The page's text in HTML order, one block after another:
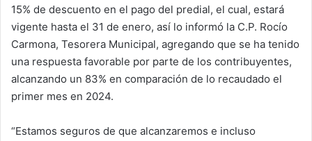
o
w
o
n
X
15% de descuento en el pago del predial, el cual, estará
vigente hasta el 31 de enero, así lo informó la C.P. Rocío
Carmona, Tesorera Municipal, agregando que se ha tenido
una respuesta favorable por parte de los contribuyentes,
alcanzando un 83% en comparación de lo recaudado el
primer mes en 2024.
“Estamos seguros de que alcanzaremos e incluso